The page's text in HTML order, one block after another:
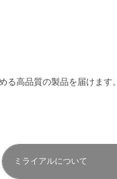
る高品質の製品を届けます。
ミライアルについて